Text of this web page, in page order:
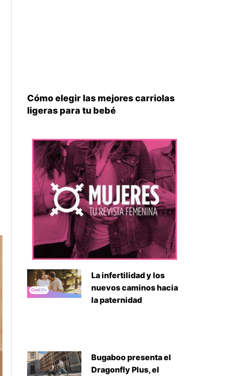
Cómo elegir las mejores carriolas
ligeras para tu bebé
La infertilidad y los
nuevos caminos hacia
la paternidad
Bugaboo presenta el
Dragonfly Plus, el